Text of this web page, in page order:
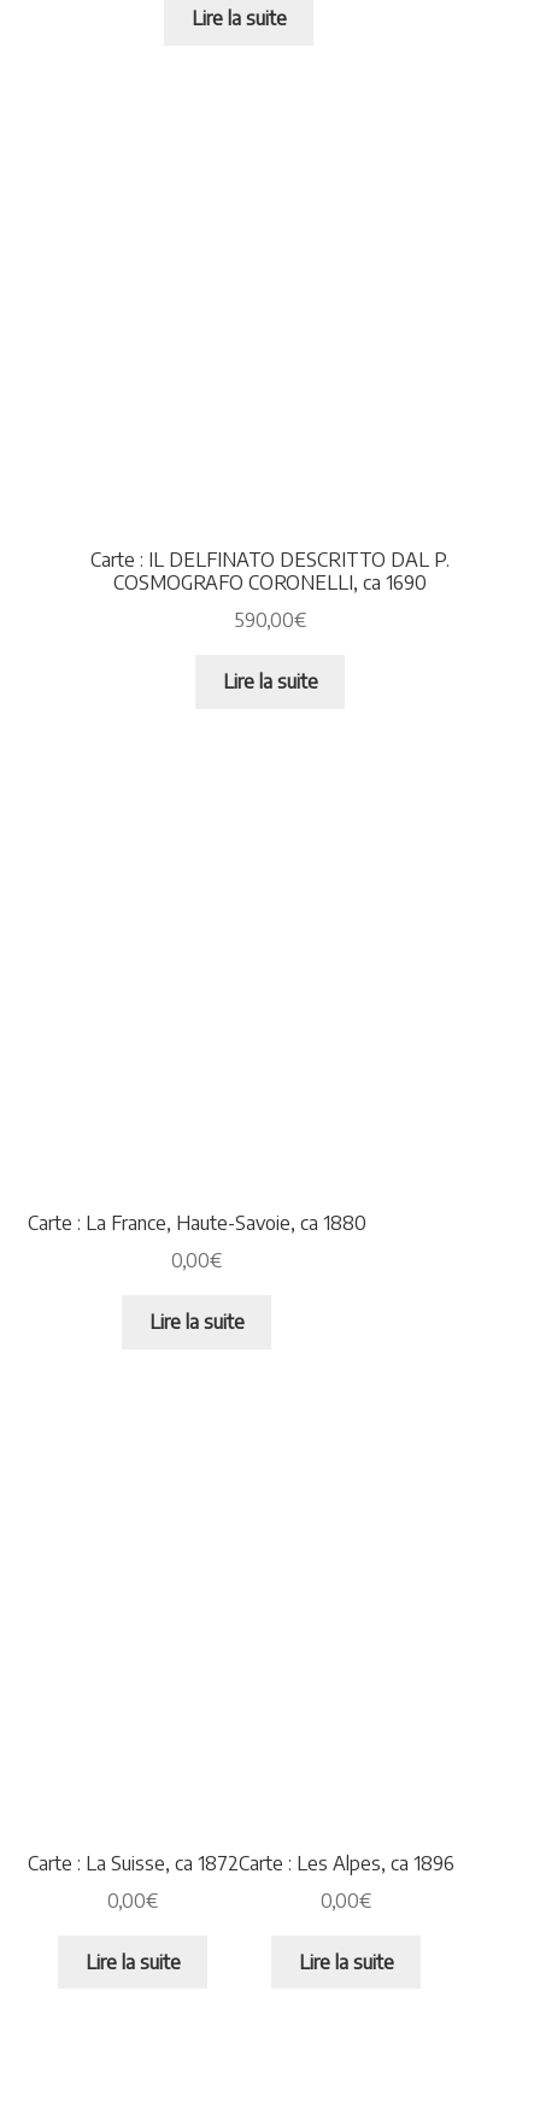
Lire la suite
Carte : IL DELFINATO DESCRITTO DAL P.
COSMOGRAFO CORONELLI, ca 1690
590,00€
Lire la suite
Carte : La France, Haute-Savoie, ca 1880
0,00€
Lire la suite
Carte : La Suisse, ca 1872
0,00€
Lire la suite
Carte : Les Alpes, ca 1896
0,00€
Lire la suite